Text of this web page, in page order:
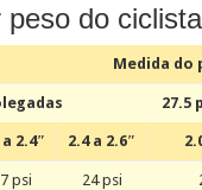
do
Medida do
27.5
a 2.4″ 2.4 a 2.6″
psi 24 psi